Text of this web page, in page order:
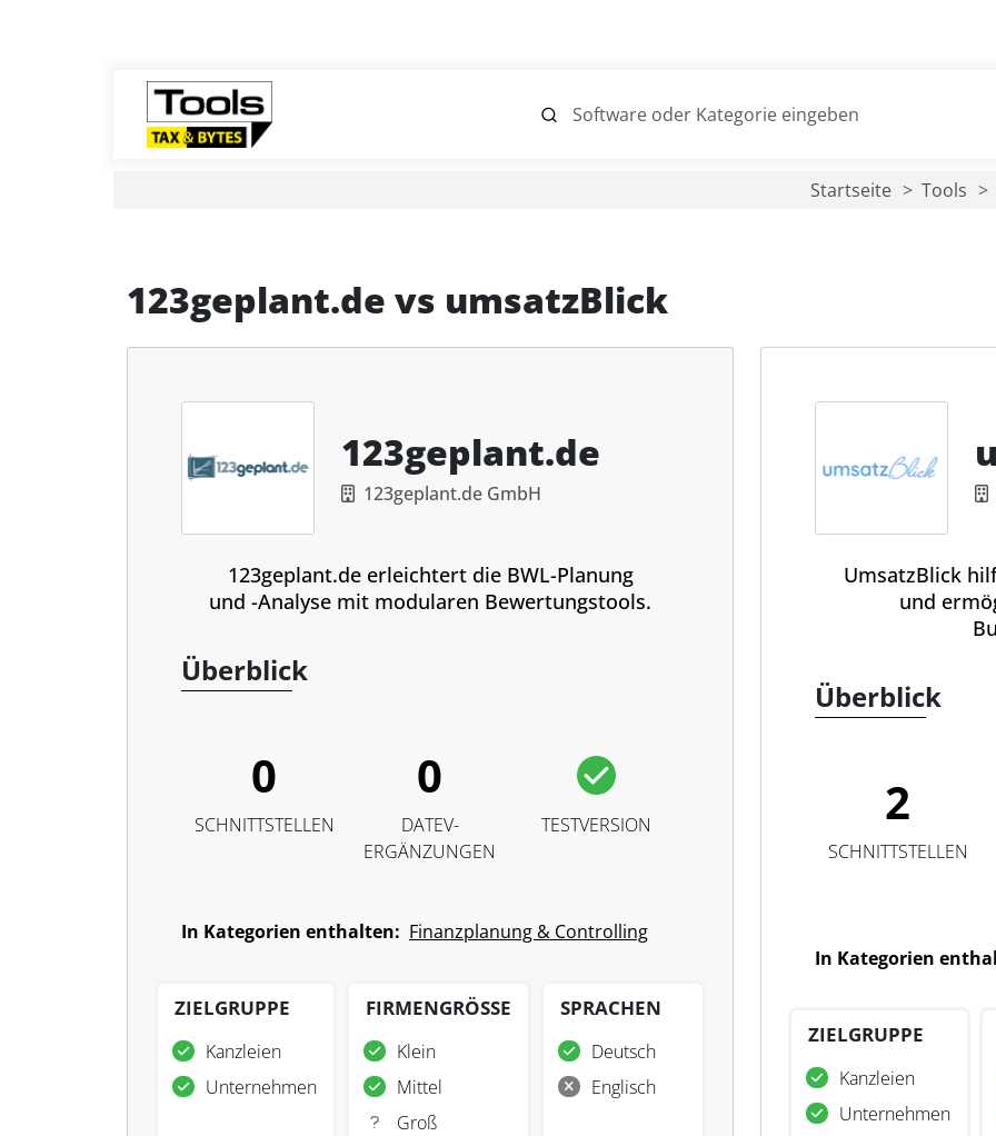
Startseite Tools
123geplant.de vs umsatzBlick
123geplant.de
123geplant.de GmbH
123geplant.de erleichtert die BWL-Planung
und -Analyse mit modularen Bewertungstools.
Überblick
0
SCHNITTSTELLEN
0
DATEV-
ERGÄNZUNGEN
TESTVERSION
In Kategorien enthalten: Finanzplanung & Controlling
ZIELGRUPPE
Kanzleien
Unternehmen
FIRMENGRÖSSE
Klein
Mittel
Groß
SPRACHEN
Deutsch
Englisch
UmsatzBlick
und
Überblick
2
SCHNITTSTELLEN
In Kategorien
ZIELGRUPPE
Kanzleien
Unternehmen